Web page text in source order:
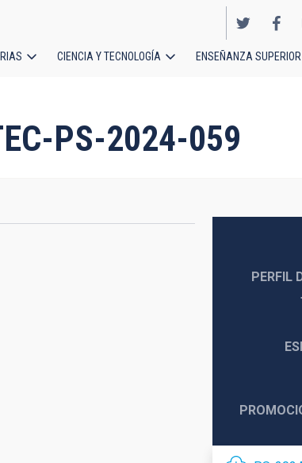
CIENCIA Y TECNOLOGÍA ENSEÑANZA SUPERIOR
PS-2024-059
PERFIL